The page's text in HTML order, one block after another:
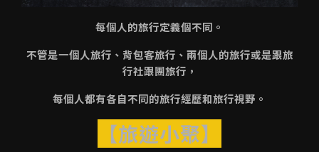
每個人的旅行定義個不同。
不管是一個人旅行、背包客旅行、兩個人的旅行或是跟旅
行社跟團旅行，
每個人都有各自不同的旅行經歷和旅行視野。
【旅遊小聚】